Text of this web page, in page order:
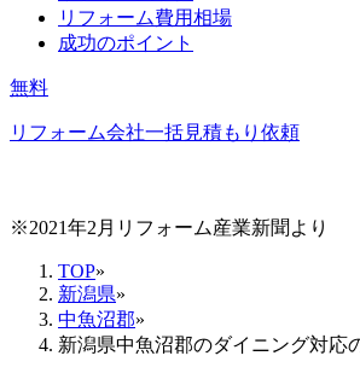
リフォーム費用相場
成功のポイント
無料
リフォーム会社一括見積もり依頼
※2021年2月リフォーム産業新聞より
TOP»
新潟県»
中魚沼郡»
新潟県中魚沼郡のダイニング対応